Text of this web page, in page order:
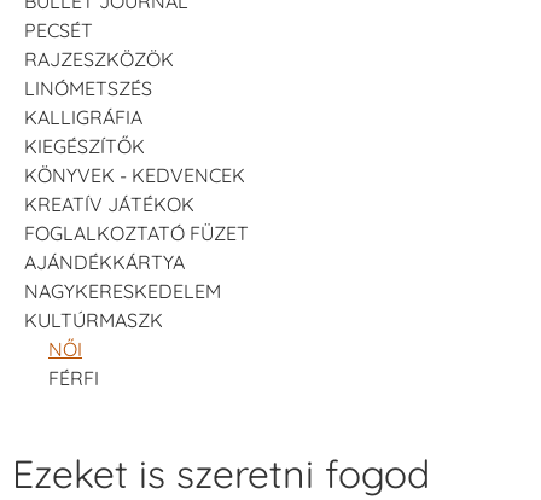
PECSÉT
RAJZESZKÖZÖK
LINÓMETSZÉS
KALLIGRÁFIA
KIEGÉSZÍTŐK
KÖNYVEK - KEDVENCEK
KREATÍV JÁTÉKOK
FOGLALKOZTATÓ FÜZET
AJÁNDÉKKÁRTYA
NAGYKERESKEDELEM
KULTÚRMASZK
NŐI
FÉRFI
Ezeket is szeretni fogod